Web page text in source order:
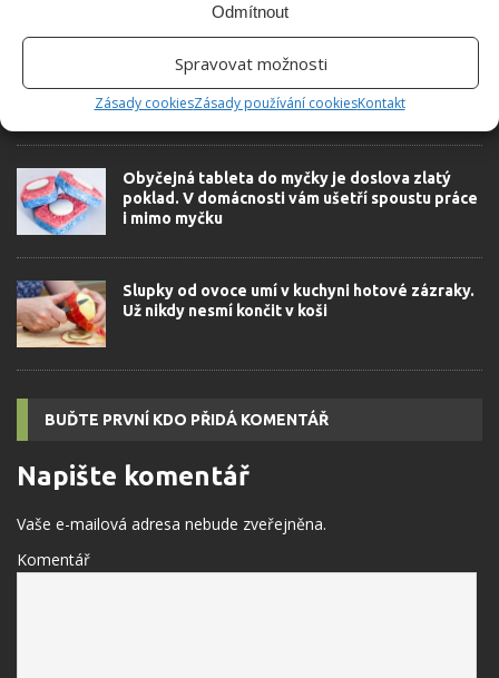
Odmítnout
Spravovat možnosti
Zásady cookiesZásady používání cookiesKontakt
Čisticí prostředky, které nelze kombinovat s
jinými, jinak může dojít až k ohrožení zdraví
Obyčejná tableta do myčky je doslova zlatý
poklad. V domácnosti vám ušetří spoustu práce
i mimo myčku
Slupky od ovoce umí v kuchyni hotové zázraky.
Už nikdy nesmí končit v koši
BUĎTE PRVNÍ KDO PŘIDÁ KOMENTÁŘ
Napište komentář
Vaše e-mailová adresa nebude zveřejněna.
Komentář